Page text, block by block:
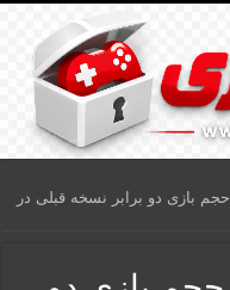
Death Stranding 2 حجم بازی دو برابر نسخه قبلی در